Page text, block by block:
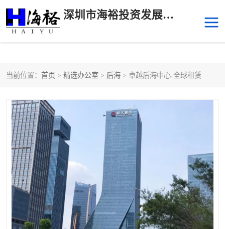
深圳市海裕投资发展有限公司
当前位置： 首页 > 精选办公室 > 后海 > 卓越后海中心-全球租赁
科技园中区 南山华侨城
前海 深圳湾科技生态园
福田中心区写字楼租赁 宝安中心区
深圳宝安 福田车公庙
罗湖水贝 南山南油